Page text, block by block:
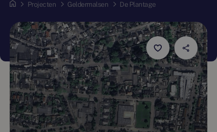
Projecten Geldermalsen De Plantage